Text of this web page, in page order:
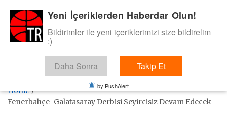
content
BasketTR
Sol dip çizgiden bir basket de bizden gelsin dedik.
Home
Fenerbahçe-Galatasaray Derbisi Seyircisiz Devam Edecek
Yeni İçeriklerden Haberdar Olun!
Bildirimler ile yeni içeriklerimizi size bildirelim
:)
Daha Sonra Takip Et
by PushAlert